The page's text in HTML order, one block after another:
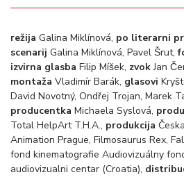
režija Galina Miklínová, po literarni
scenarij Galina Miklínová, Pavel Šrut,
izvirna glasba Filip Míšek, zvokJan
montaža Vladimír Barák, glasovi
David Novotný, Ondřej Trojan, Marek
producentka Michaela Syslová,
Total HelpArt T.H.A., produkcija
Animation Prague, Filmosaurus Rex,
fond kinematografie Audiovizuálny
audiovizualni centar (Croatia),